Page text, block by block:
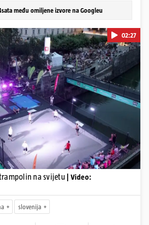
među omiljene izvore na Googleu
Pokretanje videa...
02:27
na svijetu
| Video:
slovenija